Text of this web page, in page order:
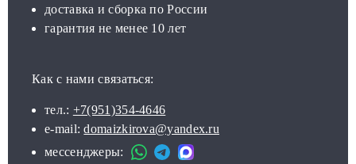
доставка и сборка по России
гарантия не менее 10 лет
Как с нами связаться:
тел.: +7(951)354-4646
e-mail:domaizkirova@yandex.ru
мессенджеры: